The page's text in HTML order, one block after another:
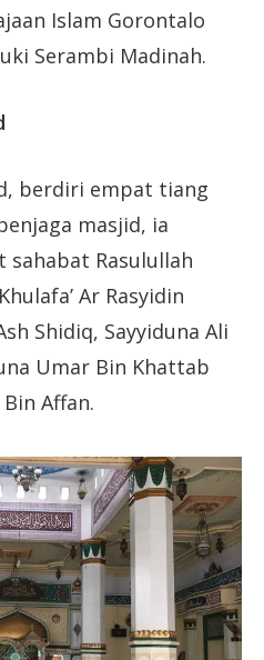
Islam Gorontalo
Serambi Madinah.
berdiri empat tiang
masjid, ia
sahabat Rasulullah
Ar Rasyidin
Shidiq, Sayyiduna Ali
Umar Bin Khattab
Affan.